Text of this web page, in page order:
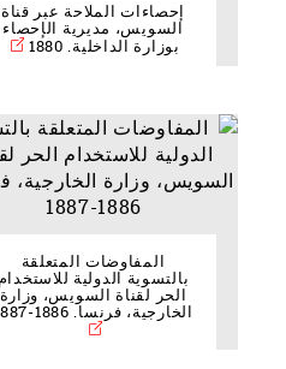
إحصاءات الملاحة عبر قناة
السويس، مديرية الإحصاء
بوزارة الداخلية. 1880
المفاوضات المتعلقة
بالتسوية الدولية للاستخدام
الحر لقناة السويس، وزارة
الخارجية، فرنسا. 1886-1887